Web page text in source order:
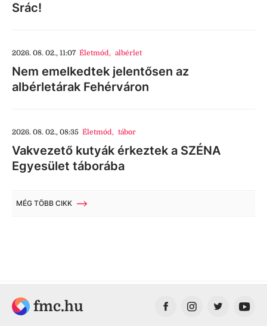
Srác!
2026. 08. 02., 11:07 Életmód, albérlet
Nem emelkedtek jelentősen az
albérletárak Fehérváron
2026. 08. 02., 08:35 Életmód, tábor
Vakvezető kutyák érkeztek a SZÉNA
Egyesület táborába
MÉG TÖBB CIKK
fmc.hu